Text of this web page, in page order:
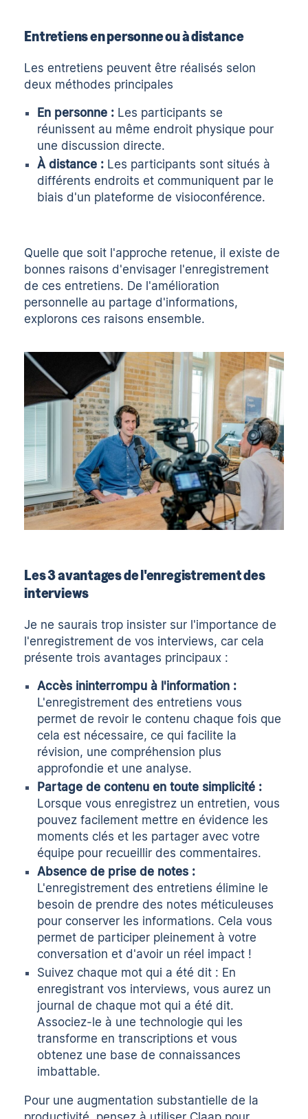
Entretiens en personne ou à distance
Les entretiens peuvent être réalisés selon
deux méthodes principales
En personne : Les participants se
réunissent au même endroit physique pour
une discussion directe.
À distance : Les participants sont situés à
différents endroits et communiquent par le
biais d'un plateforme de visioconférence.
Quelle que soit l'approche retenue, il existe de
bonnes raisons d'envisager l'enregistrement
de ces entretiens. De l'amélioration
personnelle au partage d'informations,
explorons ces raisons ensemble.
Les 3 avantages de l'enregistrement des
interviews
Je ne saurais trop insister sur l'importance de
l'enregistrement de vos interviews, car cela
présente trois avantages principaux :
Accès ininterrompu à l'information :
L'enregistrement des entretiens vous
permet de revoir le contenu chaque fois que
cela est nécessaire, ce qui facilite la
révision, une compréhension plus
approfondie et une analyse.
Partage de contenu en toute simplicité :
Lorsque vous enregistrez un entretien, vous
pouvez facilement mettre en évidence les
moments clés et les partager avec votre
équipe pour recueillir des commentaires.
Absence de prise de notes :
L'enregistrement des entretiens élimine le
besoin de prendre des notes méticuleuses
pour conserver les informations. Cela vous
permet de participer pleinement à votre
conversation et d'avoir un réel impact !
Suivez chaque mot qui a été dit : En
enregistrant vos interviews, vous aurez un
journal de chaque mot qui a été dit.
Associez-le à une technologie qui les
transforme en transcriptions et vous
obtenez une base de connaissances
imbattable.
Pour une augmentation substantielle de la